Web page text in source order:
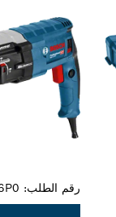
رقم الطلب: